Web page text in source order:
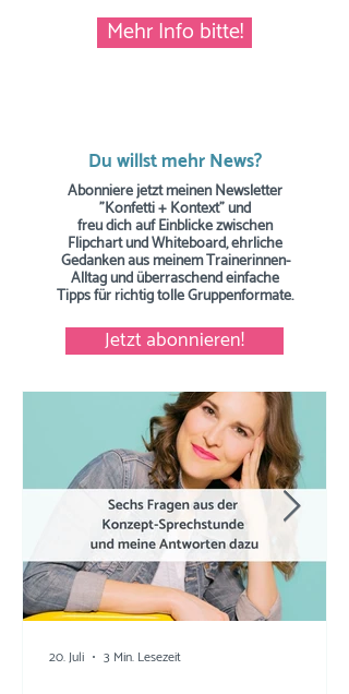
Mehr Info bitte!
Du willst mehr News?
Abonniere jetzt meinen Newsletter
"Konfetti + Kontext" und
freu dich auf Einblicke zwischen
Flipchart und Whiteboard, ehrliche
Gedanken aus meinem Trainerinnen-
Alltag und überraschend einfache
Tippsfür richtig tolle Gruppenformate.
Jetzt abonnieren!
20. Juli 3 Min. Lesezeit